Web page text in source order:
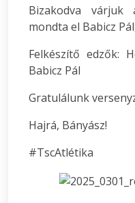
Bizakodva
mondta el Babicz
Felkészítő edzők:
Babicz Pál
Gratulálunk
Hajrá, Bányász!
#TscAtlétika